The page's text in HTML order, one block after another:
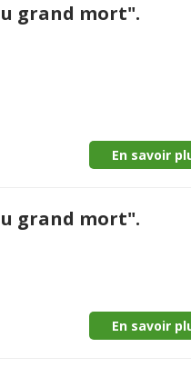
grand mort".
En savoir
grand mort".
En savoir